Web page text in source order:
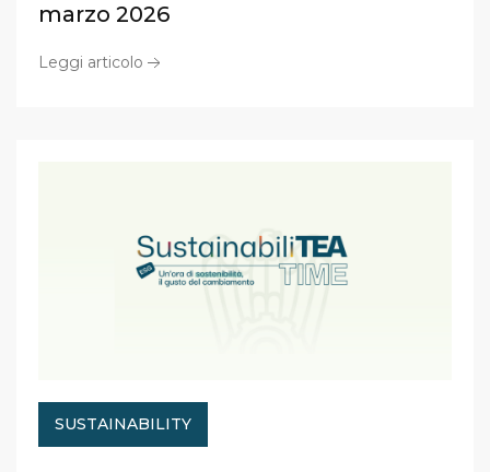
marzo 2026
Leggi articolo
SUSTAINABILITY